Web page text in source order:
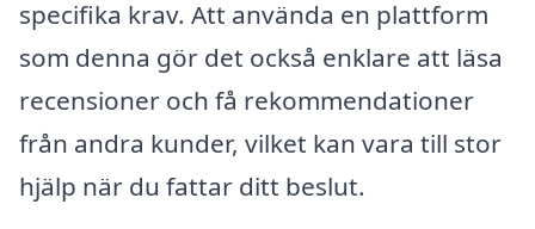
specifika krav. Att använda en plattform
som denna gör det också enklare att läsa
recensioner och få rekommendationer
från andra kunder, vilket kan vara till stor
hjälp när du fattar ditt beslut.